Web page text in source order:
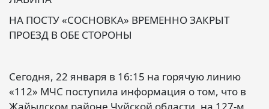
НА ПОСТУ «СОСНОВКА» ВРЕМЕННО ЗАКРЫТ
ПРОЕЗД В ОБЕ СТОРОНЫ
Сегодня, 22 января в 16:15 на горячую линию
«112» МЧС поступила информация о том, что в